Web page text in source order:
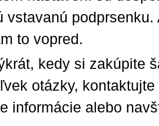
vstavanú
to vopred.
kedy si zakúpite
otázky,
informácie alebo